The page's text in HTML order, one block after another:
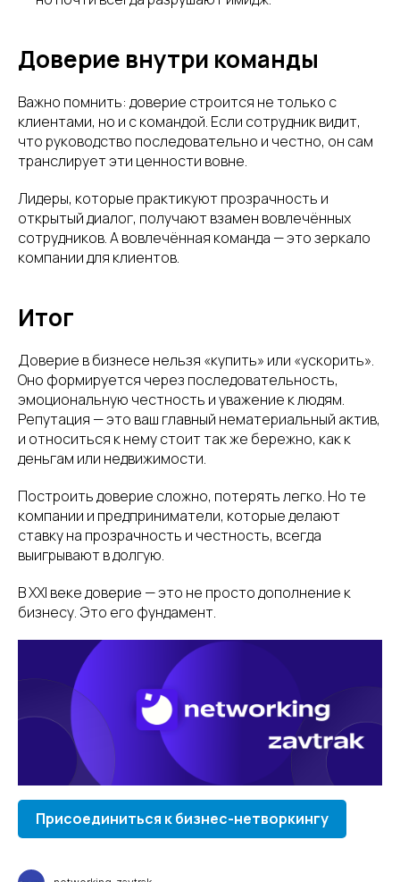
Доверие внутри команды
Важно помнить: доверие строится не только с
клиентами, но и с командой. Если сотрудник видит,
что руководство последовательно и честно, он сам
транслирует эти ценности вовне.
Лидеры, которые практикуют прозрачность и
открытый диалог, получают взамен вовлечённых
сотрудников. А вовлечённая команда — это зеркало
компании для клиентов.
Итог
Доверие в бизнесе нельзя «купить» или «ускорить».
Оно формируется через последовательность,
эмоциональную честность и уважение к людям.
Репутация — это ваш главный нематериальный актив,
и относиться к нему стоит так же бережно, как к
деньгам или недвижимости.
Построить доверие сложно, потерять легко. Но те
компании и предприниматели, которые делают
ставку на прозрачность и честность, всегда
выигрывают в долгую.
В XXI веке доверие — это не просто дополнение к
бизнесу. Это его фундамент.
Присоединиться к бизнес-нетворкингу